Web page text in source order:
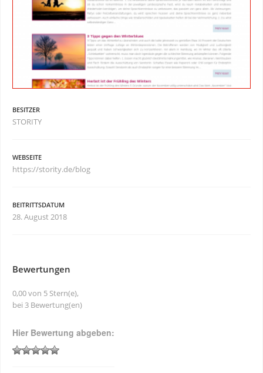
BESITZER
STORITY
WEBSEITE
https://stority.de/blog
BEITRITTSDATUM
28. August 2018
Bewertungen
0,00 von 5 Stern(e),
bei 3 Bewertung(en)
Hier Bewertung abgeben: